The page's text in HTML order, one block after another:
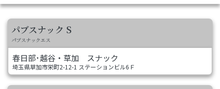
パブスナック S
パブスナックエス
春日部･越谷・草加 スナック
埼玉県草加市栄町2-12-1 ステーションビル6Ｆ